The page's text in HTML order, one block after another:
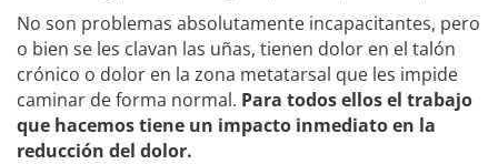
No son problemas absolutamente incapacitantes, pero
o bien se les clavan las uñas, tienen dolor en el talón
crónico o dolor en la zona metatarsal que les impide
caminar de forma normal. Para todos ellos el trabajo
que hacemos tiene un impacto inmediato en la
reducción del dolor.